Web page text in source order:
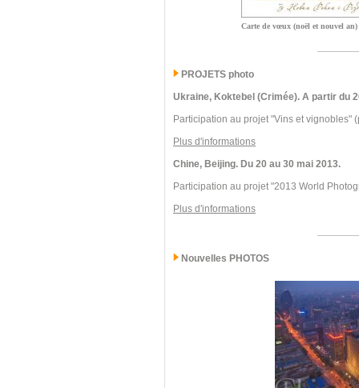
Carte de vœux (noël et nouvel an)
PROJETS photo
Ukraine, Koktebel (Crimée). A partir du
Participation au projet "Vins et vignobles"
Plus d'informations
Chine, Beijing. Du 20 au 30 mai 2013.
Participation au projet "2013 World
Plus d'informations
Nouvelles PHOTOS